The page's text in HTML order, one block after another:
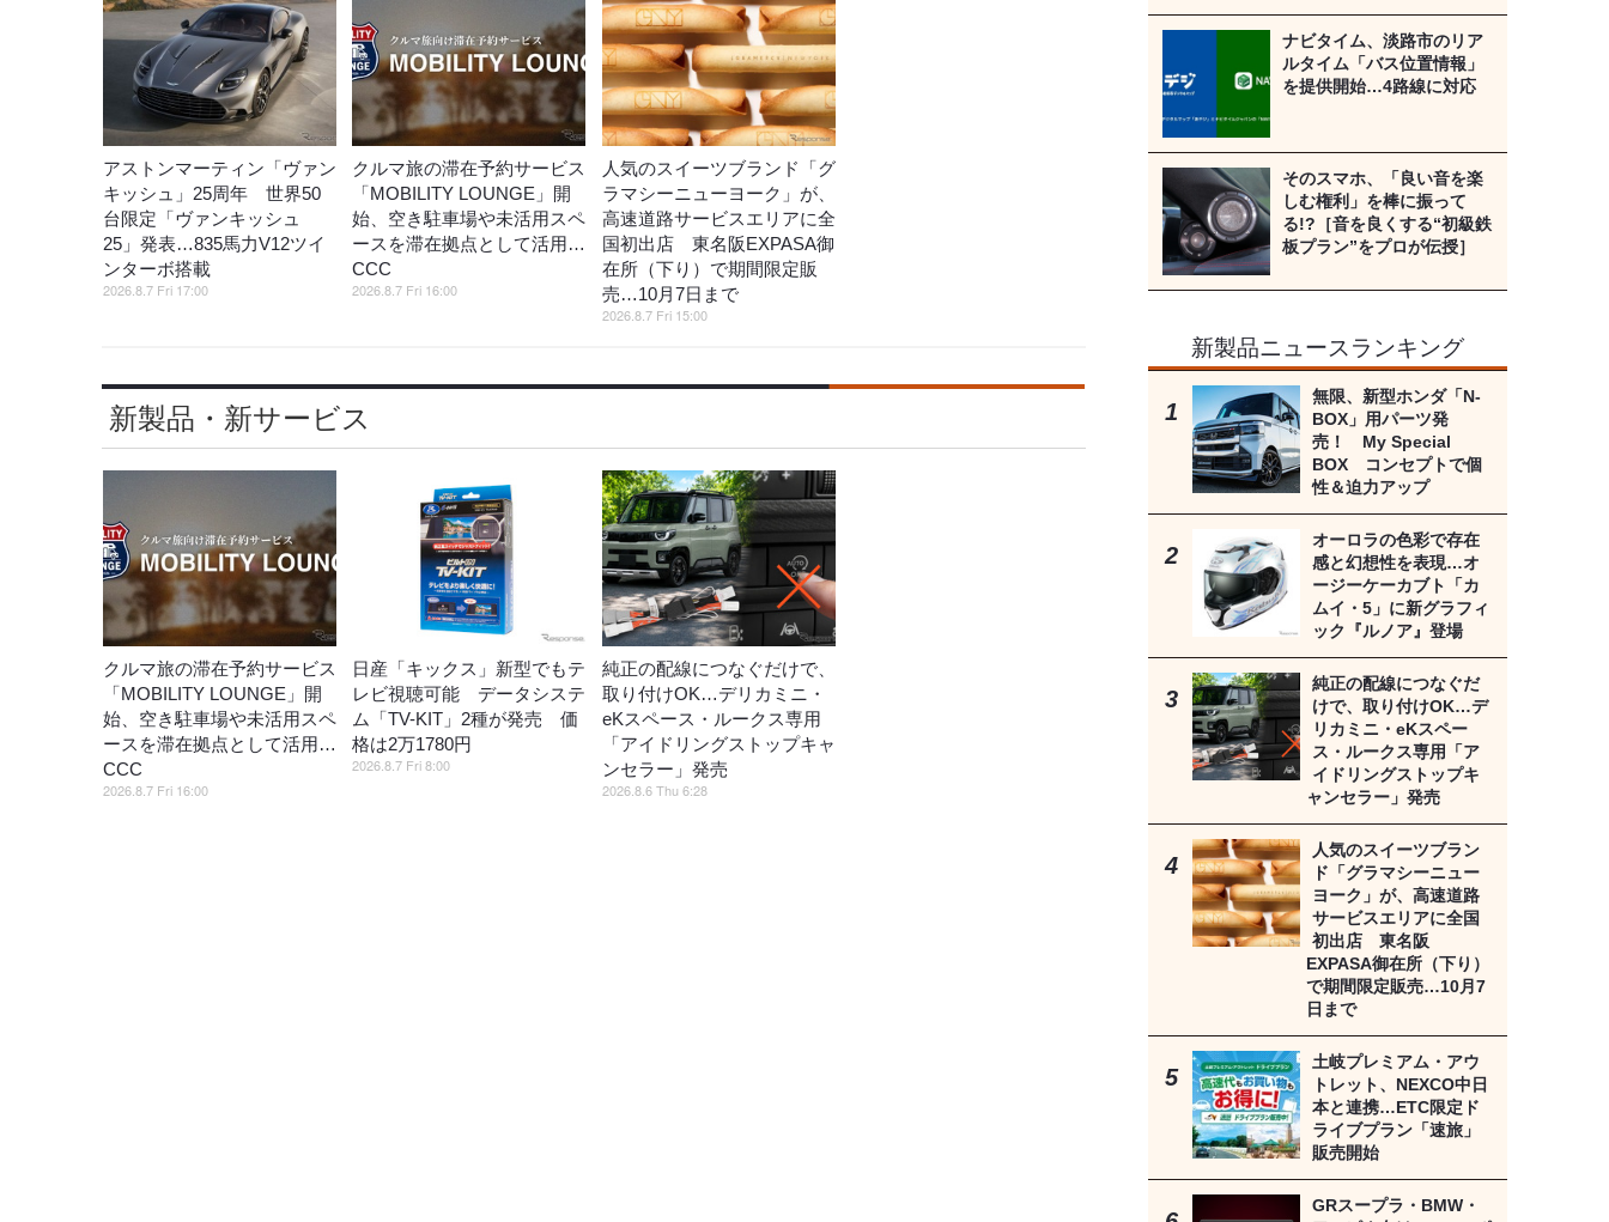
アストンマーティン「ヴァン
キッシュ」25周年 世界50
台限定「ヴァンキッシュ
25」発表…835馬力V12ツイ
ンターボ搭載
2026.8.7 Fri 17:00
クルマ旅の滞在予約サービス
「MOBILITY LOUNGE」開
始、空き駐車場や未活用スペ
ースを滞在拠点として活用…
CCC
2026.8.7 Fri 16:00
人気のスイーツブランド「グ
ラマシーニューヨーク」が、
高速道路サービスエリアに全
国初出店 東名阪EXPASA御
在所（下り）で期間限定販
売…10月7日まで
2026.8.7 Fri 15:00
新製品・新サービス
クルマ旅の滞在予約サービス
「MOBILITY LOUNGE」開
始、空き駐車場や未活用スペ
ースを滞在拠点として活用…
CCC
2026.8.7 Fri 16:00
日産「キックス」新型でもテ
レビ視聴可能 データシステ
ム「TV-KIT」2種が発売 価
格は2万1780円
2026.8.7 Fri 8:00
純正の配線につなぐだけで、
取り付けOK…デリカミニ・
eKスペース・ルークス専用
「アイドリングストップキャ
ンセラー」発売
2026.8.6 Thu 6:28
ナビタイム、淡路市のリア
ルタイム「バス位置情報」
を提供開始…4路線に対応
そのスマホ、「良い音を楽
しむ権利」を棒に振って
る!?［音を良くする“初級鉄
板プラン”をプロが伝授］
新製品ニュースランキング
無限、新型ホンダ「N-
BOX」用パーツ発
売！ My Special
BOX コンセプトで個
性＆迫力アップ
オーロラの色彩で存在
感と幻想性を表現…オ
ージーケーカブト「カ
ムイ・5」に新グラフィ
ック『ルノア』登場
純正の配線につなぐだ
けで、取り付けOK…デ
リカミニ・eKスペー
ス・ルークス専用「ア
イドリングストップキ
ャンセラー」発売
人気のスイーツブラン
ド「グラマシーニュー
ヨーク」が、高速道路
サービスエリアに全国
初出店 東名阪
EXPASA御在所（下り）
で期間限定販売…10月7
日まで
土岐プレミアム・アウ
トレット、NEXCO中日
本と連携…ETC限定ド
ライブプラン「速旅」
販売開始
GRスープラ・BMW・